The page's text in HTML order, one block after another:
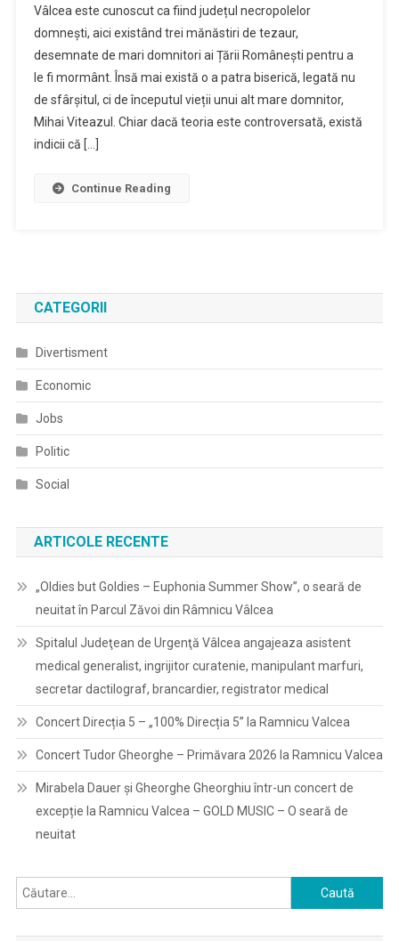
Vâlcea este cunoscut ca fiind județul necropolelor
domnești, aici existând trei mănăstiri de tezaur,
desemnate de mari domnitori ai Țării Românești pentru a
le fi mormânt. Însă mai există o a patra biserică, legată nu
de sfârșitul, ci de începutul vieții unui alt mare domnitor,
Mihai Viteazul. Chiar dacă teoria este controversată, există
indicii că […]
Continue Reading
CATEGORII
Divertisment
Economic
Jobs
Politic
Social
ARTICOLE RECENTE
„Oldies but Goldies – Euphonia Summer Show”, o seară de
neuitat în Parcul Zăvoi din Râmnicu Vâlcea
Spitalul Judeţean de Urgenţă Vâlcea angajeaza asistent
medical generalist, ingrijitor curatenie, manipulant marfuri,
secretar dactilograf, brancardier, registrator medical
Concert Direcția 5 – „100% Direcția 5” la Ramnicu Valcea
Concert Tudor Gheorghe – Primăvara 2026 la Ramnicu Valcea
Mirabela Dauer și Gheorghe Gheorghiu într-un concert de
excepție la Ramnicu Valcea – GOLD MUSIC – O seară de
neuitat
Caută
după: